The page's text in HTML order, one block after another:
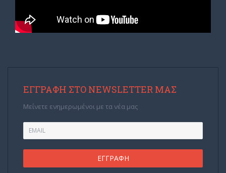
ΕΓΓΡΑΦΉ ΣΤΟ NEWSLETTER ΜΑΣ
Μείνετε ενημερωμένοι με τα νέα μας